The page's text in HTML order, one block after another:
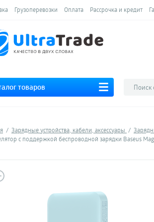
Грузоперевозки Оплата Рассрочка и кредит
товаров
Зарядные устройства, кабели, аксессуары
с поддержкой беспроводной зарядки Baseus